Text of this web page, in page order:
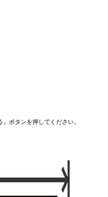
ボタンを押してください。